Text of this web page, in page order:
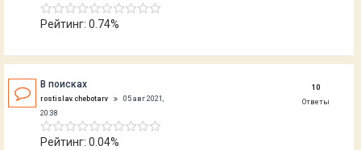
Рейтинг: 0.74%
В поисках
rostislav.chebotarv
05 авг 2021,
20:38
Рейтинг: 0.04%
10
Ответы